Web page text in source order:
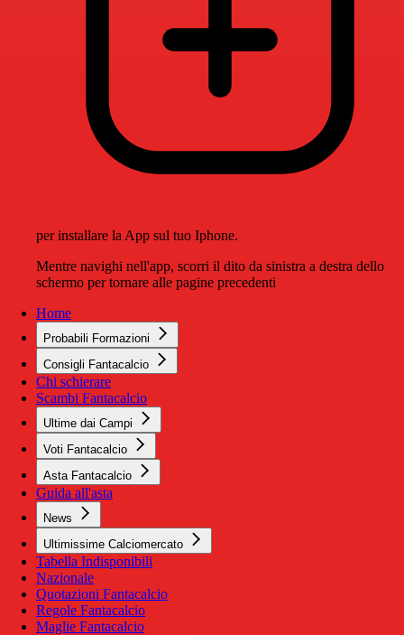
per installare la App sul tuo Iphone.
Mentre navighi nell'app, scorri il dito da sinistra a destra dello
schermo per tornare alle pagine precedenti
Home
Probabili Formazioni
Consigli Fantacalcio
Chi schierare
Scambi Fantacalcio
Ultime dai Campi
Voti Fantacalcio
Asta Fantacalcio
Guida all'asta
News
Ultimissime Calciomercato
Tabella Indisponibili
Nazionale
Quotazioni Fantacalcio
Regole Fantacalcio
Maglie Fantacalcio